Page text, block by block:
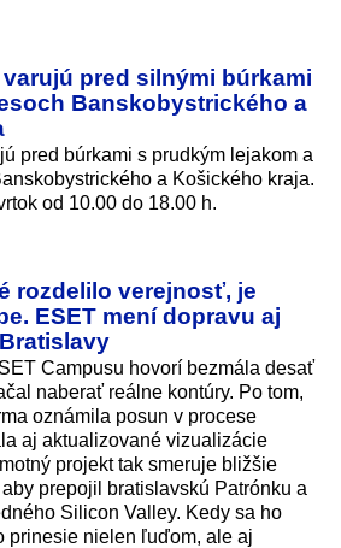
pred silnými búrkami
Banskobystrického a
pred búrkami s prudkým lejakom a
a Košického kraja.
od 10.00 do 18.00 h.
rozdelilo verejnosť, je
ESET mení dopravu aj
Campusu hovorí bezmála desať
naberať reálne kontúry. Po tom,
oznámila posun v procese
aj aktualizované vizualizácie
projekt tak smeruje bližšie
prepojil bratislavskú Patrónku a
Silicon Valley. Kedy sa ho
prinesie nielen ľuďom, ale aj